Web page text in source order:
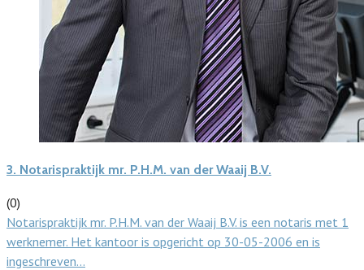
3. Notarispraktijk mr. P.H.M. van der Waaij B.V.
(0)
Notarispraktijk mr. P.H.M. van der Waaij B.V. is een notaris met 1
werknemer. Het kantoor is opgericht op 30-05-2006 en is
ingeschreven…